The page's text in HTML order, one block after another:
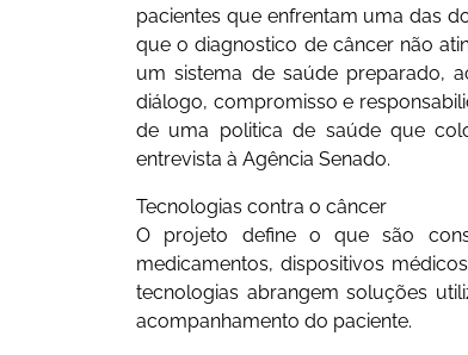
pacientes que enfrentam uma das
que o diagnostico de câncer não
um sistema de saúde preparado,
diálogo, compromisso e
de uma politica de saúde que
entrevista à Agência Senado.
Tecnologias contra o câncer
O projeto define o que são
medicamentos, dispositivos
tecnologias abrangem soluções
acompanhamento do paciente.